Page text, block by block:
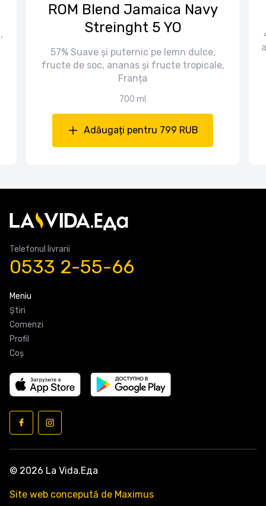
ROM Blend Jamaica Navy
Streinght 5 YO
57% Suave și puternic pe lemn dulce,
fructe de soc, ananas și fructe tropicale,
Franța
700 ml
Adăugați pentru 799 RUB
Telefonul livrarii
0533 2-55-66
Meniu
Știri
Comenzi
Profil
Coş
© 2026 La Vida.Еда
Site web concepută de Maximus